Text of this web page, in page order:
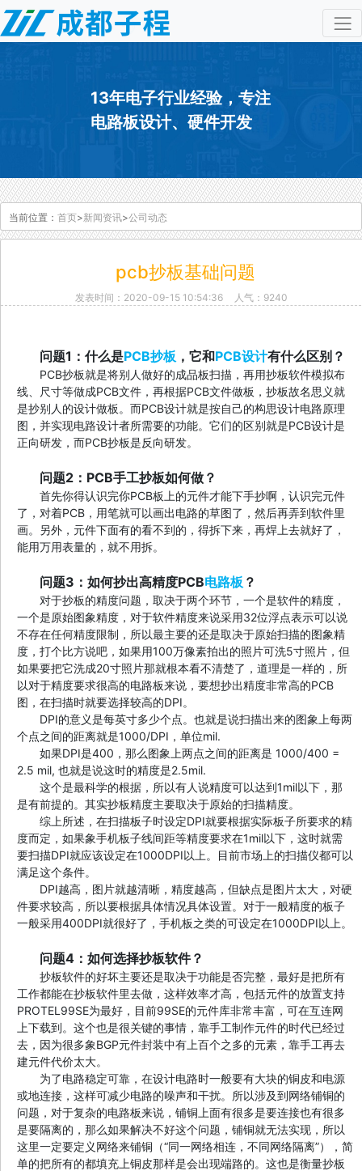
13年电子行业经验，专注
电路板设计、硬件开发
当前位置： 首页>新闻资讯>公司动态
pcb抄板基础问题
发表时间：2020-09-15 10:54:36 人气：9240
问题1：什么是PCB抄板 ，它和PCB设计有什么区别？
PCB抄板就是将别人做好的成品板扫描，再用抄板软件模拟布
线、尺寸等做成PCB文件，再根据PCB文件做板，抄板故名思义就
是抄别人的设计做板。而PCB设计就是按自己的构思设计电路原理
图，并实现电路设计者所需要的功能。它们的区别就是PCB设计是
正向研发，而PCB抄板是反向研发。
问题2：PCB手工抄板如何做？
首先你得认识完你PCB板上的元件才能下手抄啊，认识完元件
了，对着PCB，用笔就可以画出电路的草图了，然后再弄到软件里
画。另外，元件下面有的看不到的，得拆下来，再焊上去就好了，
能用万用表量的，就不用拆。
问题3：如何抄出高精度PCB电路板 ？
对于抄板的精度问题，取决于两个环节，一个是软件的精度，
一个是原始图象精度，对于软件精度来说采用32位浮点表示可以说
不存在任何精度限制，所以最主要的还是取决于原始扫描的图象精
度，打个比方说吧，如果用100万像素拍出的照片可洗5寸照片，但
如果要把它洗成20寸照片那就根本看不清楚了，道理是一样的，所
以对于精度要求很高的电路板来说，要想抄出精度非常高的PCB
图，在扫描时就要选择较高的DPI。
DPI的意义是每英寸多少个点。也就是说扫描出来的图象上每两
个点之间的距离就是1000/DPI，单位mil.
如果DPI是400，那么图象上两点之间的距离是 1000/400 =
2.5 mil, 也就是说这时的精度是2.5mil.
这个是最科学的根据，所以有人说精度可以达到1mil以下，那
是有前提的。其实抄板精度主要取决于原始的扫描精度。
综上所述，在扫描板子时设定DPI就要根据实际板子所要求的精
度而定，如果象手机板子线间距等精度要求在1mil以下，这时就需
要扫描DPI就应该设定在1000DPI以上。目前市场上的扫描仪都可以
满足这个条件。
DPI越高，图片就越清晰，精度越高，但缺点是图片太大，对硬
件要求较高，所以要根据具体情况具体设置。对于一般精度的板子
一般采用400DPI就很好了，手机板之类的可设定在1000DPI以上。
问题4：如何选择抄板软件？
抄板软件的好坏主要还是取决于功能是否完整，最好是把所有
工作都能在抄板软件里去做，这样效率才高，包括元件的放置支持
PROTEL99SE为最好，目前99SE的元件库非常丰富，可在互连网
上下载到。这个也是很关键的事情，靠手工制作元件的时代已经过
去，因为很多象BGP元件封装中有上百个之多的元素，靠手工再去
建元件代价太大。
为了电路稳定可靠，在设计电路时一般要有大块的铜皮和电源
或地连接，这样可减少电路的噪声和干扰。所以涉及到网络铺铜的
问题，对于复杂的电路板来说，铺铜上面有很多是要连接也有很多
是要隔离的，那么如果解决不好这个问题，铺铜就无法实现，所以
这里一定要定义网络来铺铜（“同一网络相连，不同网络隔离”），简
单的把所有的都填充上铜皮那样是会出现端路的。这也是衡量抄板